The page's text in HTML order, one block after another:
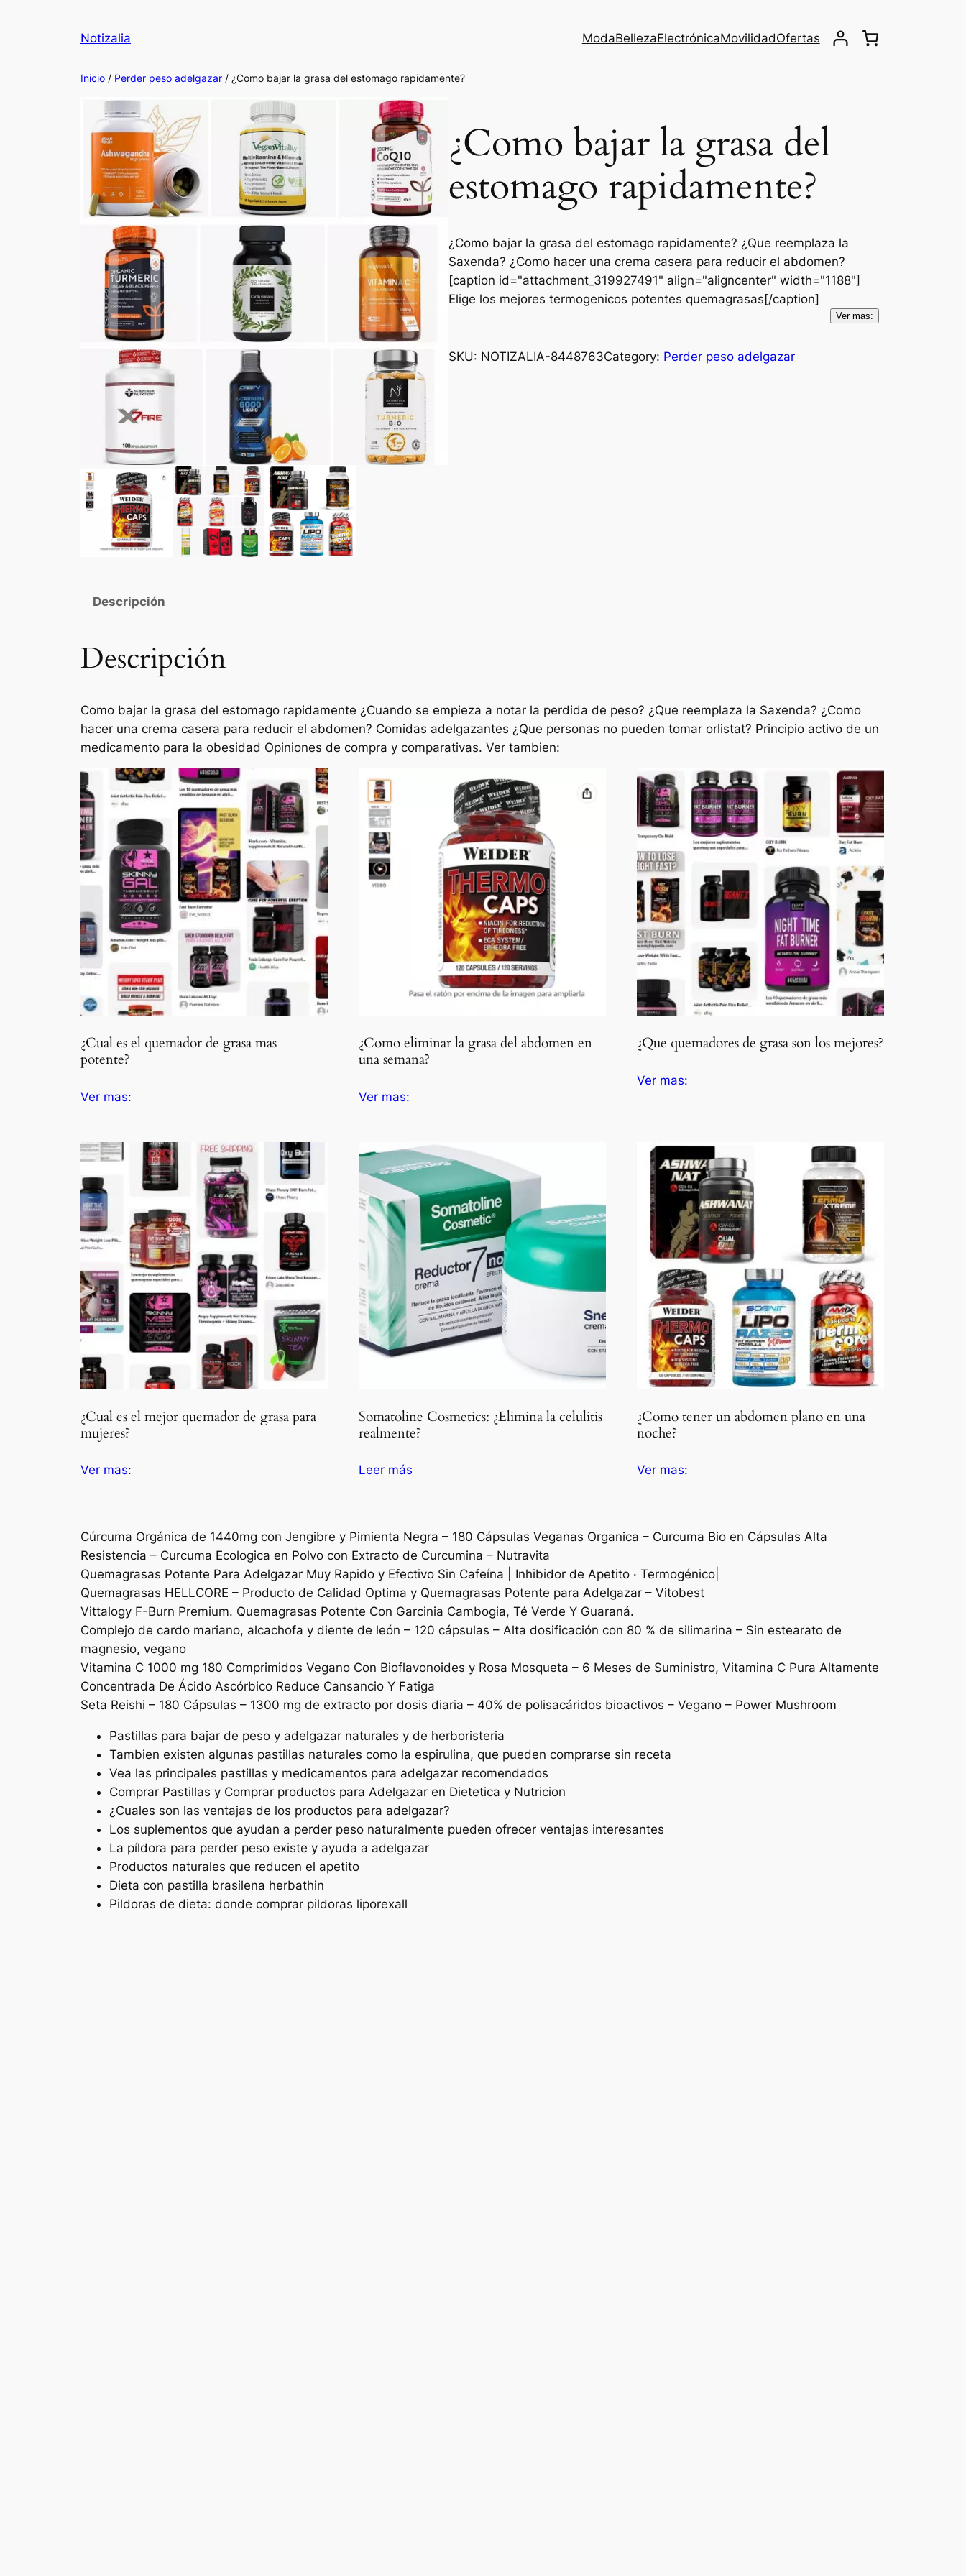
Notizalia ModaBellezaElectrónicaMovilidadOfertas
Inicio / Perder peso adelgazar / ¿Como bajar la grasa del estomago rapidamente?
¿Como bajar la grasa del
estomago rapidamente?
¿Como bajar la grasa del estomago rapidamente? ¿Que reemplaza la
Saxenda? ¿Como hacer una crema casera para reducir el abdomen?
[caption id="attachment_319927491" align="aligncenter" width="1188"]
Elige los mejores termogenicos potentes quemagrasas[/caption]
Ver mas:
SKU: NOTIZALIA-8448763Category: Perder peso adelgazar
Descripción
Descripción
Como bajar la grasa del estomago rapidamente ¿Cuando se empieza a notar la perdida de peso? ¿Que reemplaza la Saxenda? ¿Como
hacer una crema casera para reducir el abdomen? Comidas adelgazantes ¿Que personas no pueden tomar orlistat? Principio activo de un
medicamento para la obesidad Opiniones de compra y comparativas. Ver tambien:
¿Cual es el quemador de grasa mas
potente?
Ver mas:
¿Como eliminar la grasa del abdomen en
una semana?
Ver mas:
¿Que quemadores de grasa son los mejores?
Ver mas:
¿Cual es el mejor quemador de grasa para
mujeres?
Ver mas:
Somatoline Cosmetics: ¿Elimina la celulitis
realmente?
Leer más
¿Como tener un abdomen plano en una
noche?
Ver mas:
Cúrcuma Orgánica de 1440mg con Jengibre y Pimienta Negra – 180 Cápsulas Veganas Organica – Curcuma Bio en Cápsulas Alta
Resistencia – Curcuma Ecologica en Polvo con Extracto de Curcumina – Nutravita
Quemagrasas Potente Para Adelgazar Muy Rapido y Efectivo Sin Cafeína | Inhibidor de Apetito · Termogénico|
Quemagrasas HELLCORE – Producto de Calidad Optima y Quemagrasas Potente para Adelgazar – Vitobest
Vittalogy F-Burn Premium. Quemagrasas Potente Con Garcinia Cambogia, Té Verde Y Guaraná.
Complejo de cardo mariano, alcachofa y diente de león – 120 cápsulas – Alta dosificación con 80 % de silimarina – Sin estearato de
magnesio, vegano
Vitamina C 1000 mg 180 Comprimidos Vegano Con Bioflavonoides y Rosa Mosqueta – 6 Meses de Suministro, Vitamina C Pura Altamente
Concentrada De Ácido Ascórbico Reduce Cansancio Y Fatiga
Seta Reishi – 180 Cápsulas – 1300 mg de extracto por dosis diaria – 40% de polisacáridos bioactivos – Vegano – Power Mushroom
Pastillas para bajar de peso y adelgazar naturales y de herboristeria
Tambien existen algunas pastillas naturales como la espirulina, que pueden comprarse sin receta
Vea las principales pastillas y medicamentos para adelgazar recomendados
Comprar Pastillas y Comprar productos para Adelgazar en Dietetica y Nutricion
¿Cuales son las ventajas de los productos para adelgazar?
Los suplementos que ayudan a perder peso naturalmente pueden ofrecer ventajas interesantes
La píldora para perder peso existe y ayuda a adelgazar
Productos naturales que reducen el apetito
Dieta con pastilla brasilena herbathin
Pildoras de dieta: donde comprar pildoras liporexall